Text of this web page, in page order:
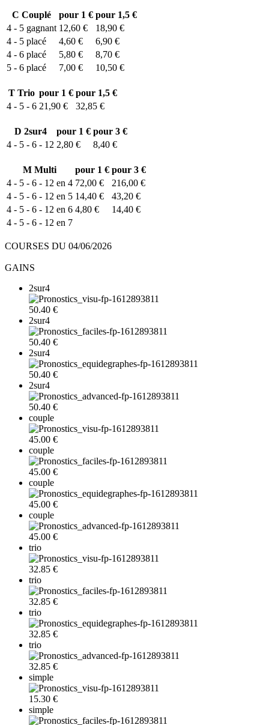
C Couplé pour 1 € pour 1,5 €
4 - 5 gagnant 12,60 €
18,90 €
4 - 5 placé 4,60 €
6,90 €
4 - 6 placé 5,80 €
8,70 €
5 - 6 placé 7,00 € 10,50 €
T Trio pour 1 € pour 1,5 €
4 - 5 - 6 21,90 € 32,85 €
D 2sur4 pour 1 € pour 3 €
4 - 5 - 6 - 12 2,80 € 8,40 €
M Multi pour 1 € pour 3 €
4 - 5 - 6 - 12 en 4 72,00 €
216,00 €
4 - 5 - 6 - 12 en 5 14,40 €
43,20 €
4 - 5 - 6 - 12 en 6 4,80 €
14,40 €
4 - 5 - 6 - 12 en 7
COURSES DU 04/06/2026
GAINS
2sur4
50.40 €
2sur4
50.40 €
2sur4
50.40 €
2sur4
50.40 €
couple
45.00 €
couple
45.00 €
couple
45.00 €
couple
45.00 €
trio
32.85 €
trio
32.85 €
trio
32.85 €
trio
32.85 €
simple
15.30 €
simple